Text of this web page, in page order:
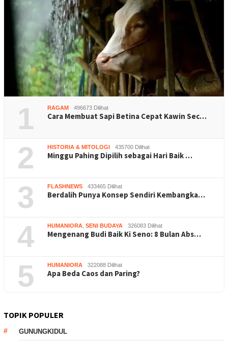
1 RAGAM 496673 Dilihat
Cara Membuat Sapi Betina Cepat Kawin Sec…
2 HISTORIA & MITOLOGI 435700 Dilihat
Minggu Pahing Dipilih sebagai Hari Baik …
3 FLASHNEWS 433465 Dilihat
Berdalih Punya Konsep Sendiri Kembangka…
4 HUMANIORA SENI BUDAYA 326083 Dilihat
Mengenang Budi Baik Ki Seno: 8 Bulan Abs…
5 HUMANIORA 322088 Dilihat
Apa Beda Caos dan Paring?
TOPIK POPULER
GUNUNGKIDUL